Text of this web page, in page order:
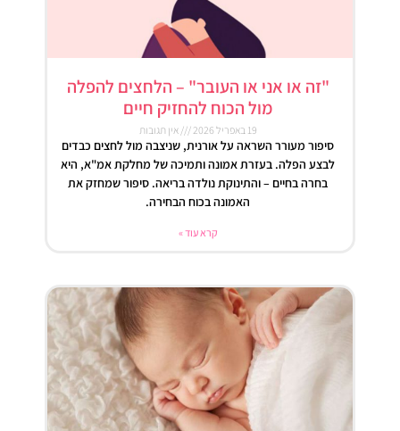
"זה או אני או העובר" – הלחצים להפלה
מול הכוח להחזיק חיים
19 באפריל 2026 אין תגובות
סיפור מעורר השראה על אורנית, שניצבה מול לחצים כבדים
לבצע הפלה. בעזרת אמונה ותמיכה של מחלקת אמ"א, היא
בחרה בחיים – והתינוקת נולדה בריאה. סיפור שמחזק את
האמונה בכוח הבחירה.
קרא עוד »